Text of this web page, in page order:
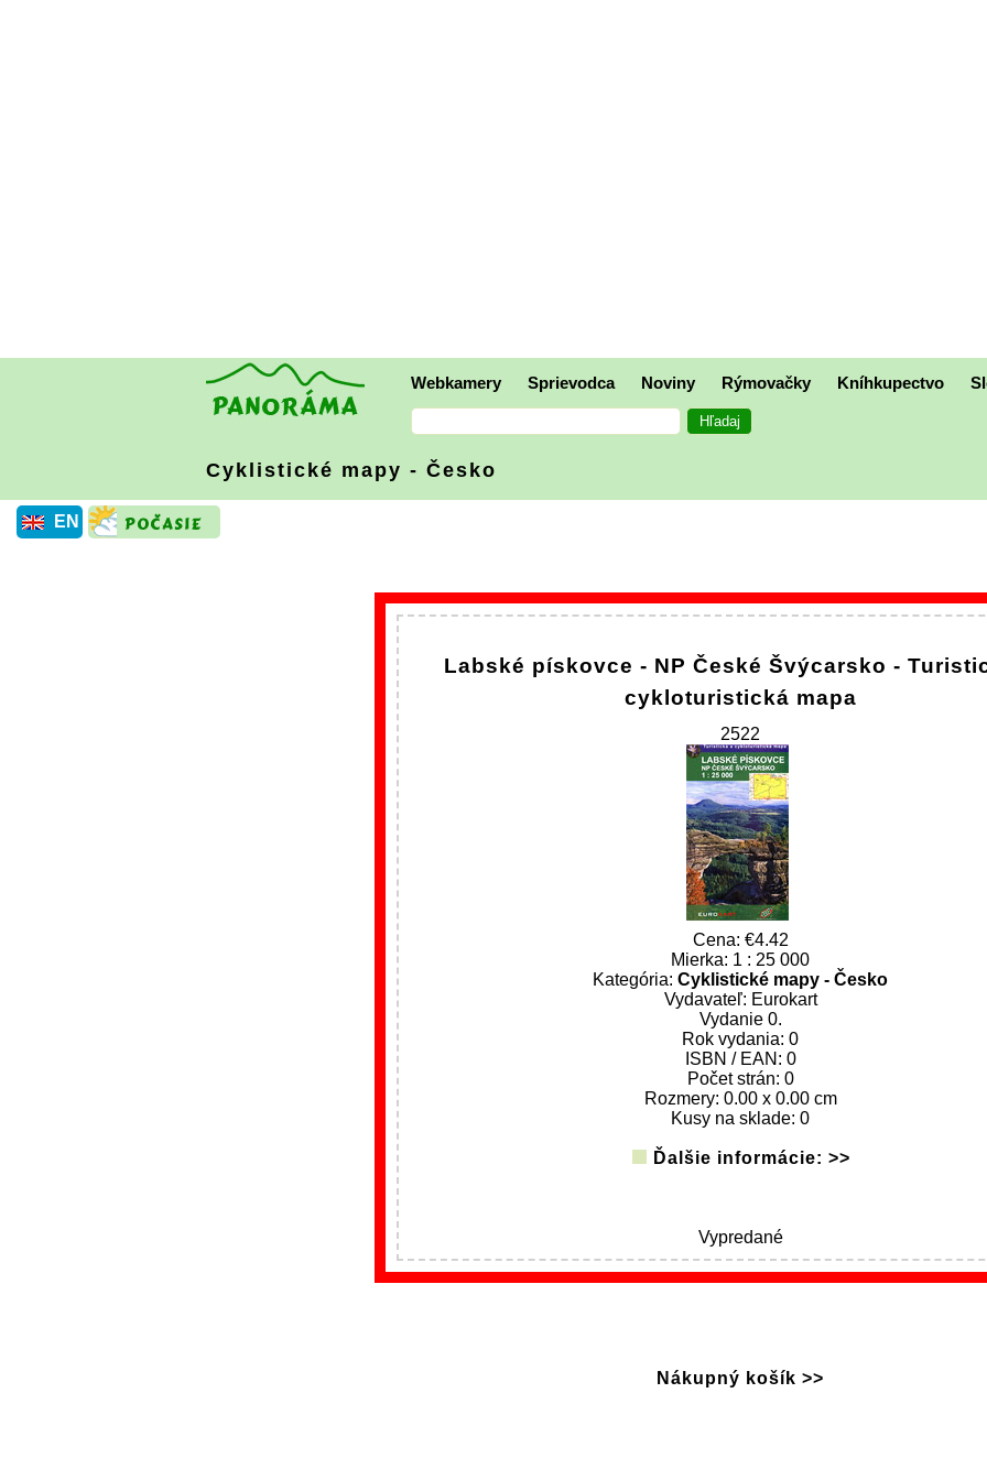
Webkamery Sprievodca Noviny Rýmovačky Kníhkupectvo
Cyklistické mapy - Česko
EN
Labské pískovce - NP České Švýcarsko -
cykloturistická mapa
2522
Cena:
4.42
Mierka: 1 : 25 000
Kategória: Cyklistické mapy - Česko
Vydavateľ: Eurokart
Vydanie 0.
Rok vydania: 0
ISBN / EAN: 0
Počet strán: 0
Rozmery: 0.00 x 0.00 cm
Kusy na sklade: 0
Ďalšie informácie: >>
Vypredané
Nákupný košík >>